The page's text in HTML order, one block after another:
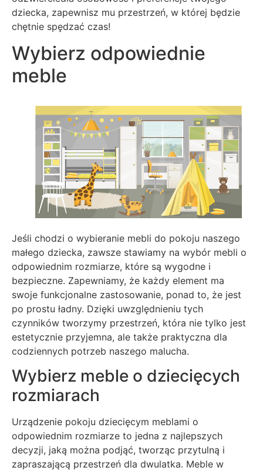
dziecka, zapewnisz mu przestrzeń, w której będzie
chętnie spędzać czas!
Wybierz odpowiednie
meble
Jeśli chodzi o wybieranie mebli do pokoju naszego
małego dziecka, zawsze stawiamy na wybór mebli o
odpowiednim rozmiarze, które są wygodne i
bezpieczne. Zapewniamy, że każdy element ma
swoje funkcjonalne zastosowanie, ponad to, że jest
po prostu ładny. Dzięki uwzględnieniu tych
czynników tworzymy przestrzeń, która nie tylko jest
estetycznie przyjemna, ale także praktyczna dla
codziennych potrzeb naszego malucha.
Wybierz meble o dziecięcych
rozmiarach
Urządzenie pokoju dziecięcym meblami o
odpowiednim rozmiarze to jedna z najlepszych
decyzji, jaką można podjąć, tworząc przytulną i
zapraszającą przestrzeń dla dwulatka. Meble w